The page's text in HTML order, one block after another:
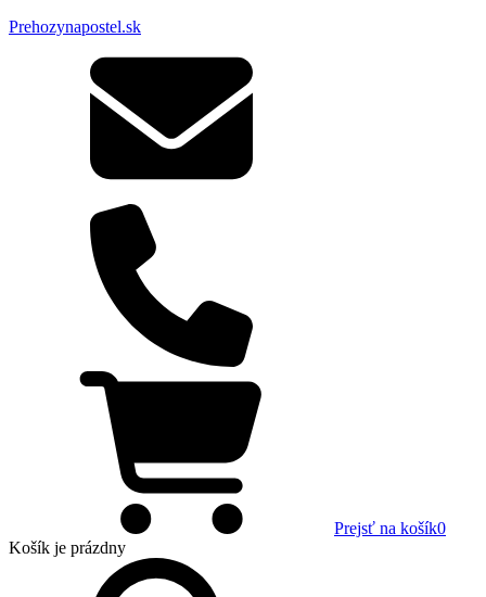
Prehozynapostel.sk
Prejsť na košík0
Košík je prázdny